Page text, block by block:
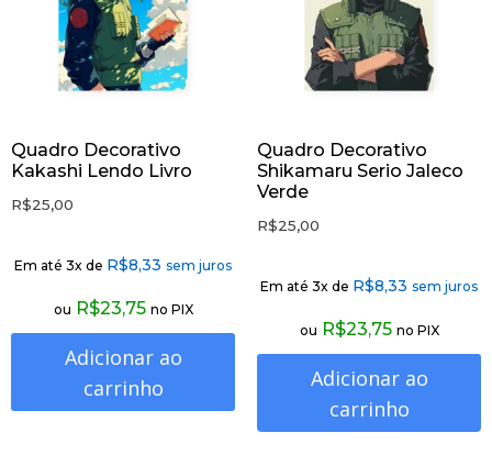
Quadro Decorativo
Kakashi Lendo Livro
R$25,00
Em até 3x de R$8,33 sem juros
ou R$23,75 no PIX
Adicionar ao
carrinho
Quadro Decorativo
Shikamaru Serio Jaleco
Verde
R$25,00
Em até 3x de R$8,33 sem juros
ou R$23,75 no PIX
Adicionar ao
carrinho